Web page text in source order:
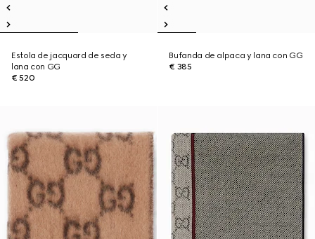
Estola de jacquard de seda y
lana con GG
€ 520
Bufanda de alpaca y lana con GG
€ 385